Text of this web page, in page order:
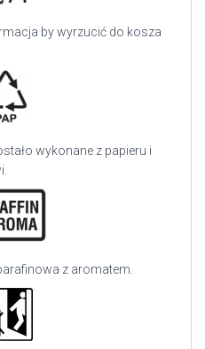
by wyrzucić do kosza
wykonane z papieru i
z aromatem.